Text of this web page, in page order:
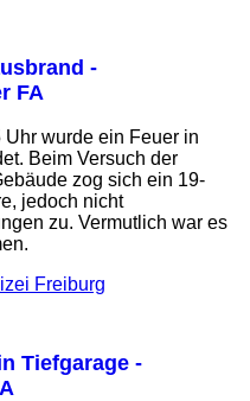
-
FA
wurde ein Feuer in
Beim Versuch der
zog sich ein 19-
jedoch nicht
zu. Vermutlich war es
Freiburg
Tiefgarage -